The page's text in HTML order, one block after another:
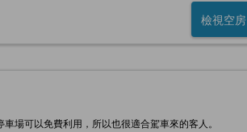
檢視空房
場可以免費利用，所以也很適合駕車來的客人。